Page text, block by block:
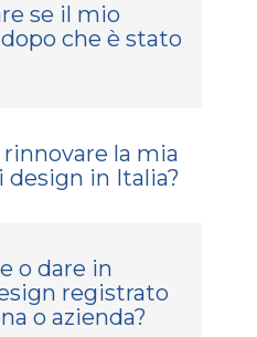
se il mio
che è stato
rinnovare la mia
design in Italia?
o dare in
registrato
o azienda?